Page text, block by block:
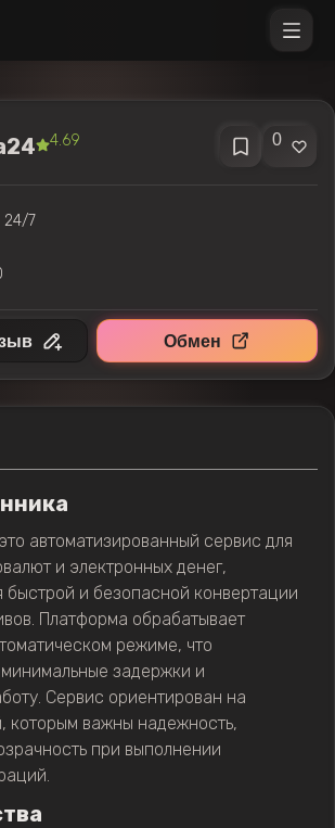
4.69 0
24/7
Обмен
автоматизированный сервис для
и электронных денег,
быстрой и безопасной конвертации
Платформа обрабатывает
режиме, что
задержки и
Сервис ориентирован на
которым важны надежность,
при выполнении